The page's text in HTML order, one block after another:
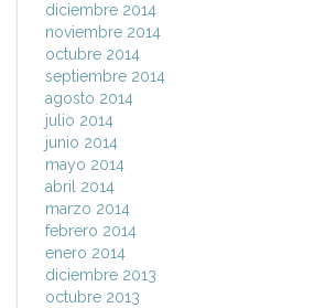
diciembre 2014
noviembre 2014
octubre 2014
septiembre 2014
agosto 2014
julio 2014
junio 2014
mayo 2014
abril 2014
marzo 2014
febrero 2014
enero 2014
diciembre 2013
octubre 2013